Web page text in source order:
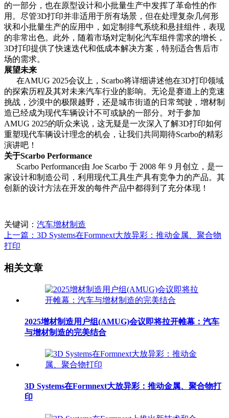
的一部分，也在原型设计和小批量生产中发挥了革命性的作
用。尽管3D打印并非适用于所有场景，但在处理复杂几何形
状和小批量生产的应用中，如定制排气系统和悬挂组件，表现
的非常出色。此外，随着市场对定制化汽车组件需求的增长，
3D打印提供了快速迭代和低成本解决方案，特别适合售后市
场的需求。
展望未来
在AMUG 2025会议上，Scarbo将详细讲述他在3D打印领域
的探索历程及其对未来汽车行业的影响。无论是赛道上的竞速
挑战，沙漠中的极限越野，还是城市街道的日常驾驶，增材制
造已经成为现代车辆设计不可或缺的一部分。对于参加
AMUG 2025的听众来说，这无疑是一次深入了解3D打印如何
重塑现代车辆设计理念的机会，让我们共同期待Scarbo的精彩
演讲吧！
关于Scarbo Performance
Scarbo Performance由 Joe Scarbo 于 2008 年 9 月创立，是一
家设计和制造公司，利用现代工具生产具有竞争力的产品。其
创新的设计方法在开发的每件产品中都得到了充分体现！
关键词： 汽车增材制造
上一篇：3D Systems在Formnext大放异彩：推动金属、聚合物
打印
相关文章
2025增材制造用户组(AMUG)会议即将拉开帷幕：汽车
与增材制造的完美结合
3D Systems在Formnext大放异彩：推动金属、聚合物打
印